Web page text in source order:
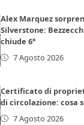
Alex Marquez
Silverstone:
chiude 6°
7 Agosto 2026
Certificato di
di circolazione: cosa
7 Agosto 2026